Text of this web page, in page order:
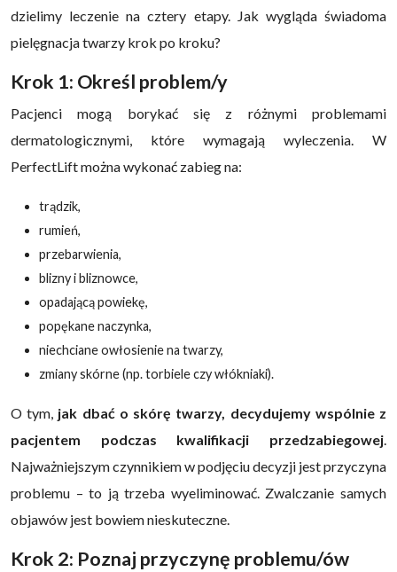
dzielimy leczenie na cztery etapy. Jak wygląda świadoma
pielęgnacja twarzy krok po kroku?
Krok 1: Określ problem/y
Pacjenci mogą borykać się z różnymi problemami
dermatologicznymi, które wymagają wyleczenia. W
PerfectLift można wykonać zabieg na:
trądzik,
rumień,
przebarwienia,
blizny i bliznowce,
opadającą powiekę,
popękane naczynka,
niechciane owłosienie na twarzy,
zmiany skórne (np. torbiele czy włókniaki).
O tym, jak dbać o skórę twarzy, decydujemy wspólnie z
pacjentem podczas kwalifikacji przedzabiegowej.
Najważniejszym czynnikiem w podjęciu decyzji jest przyczyna
problemu – to ją trzeba wyeliminować. Zwalczanie samych
objawów jest bowiem nieskuteczne.
Krok 2: Poznaj przyczynę problemu/ów